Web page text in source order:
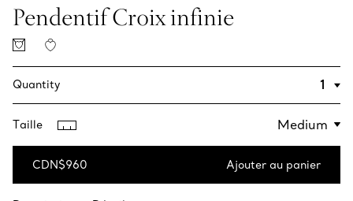
Pendentif Croix infinie
Quantity
Taille
CDN$960 Ajouter au panier